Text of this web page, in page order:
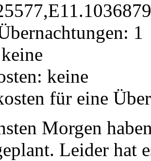
1
keine
für eine
Morgen
Leider hat